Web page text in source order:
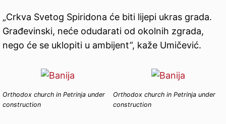
„Crkva Svetog Spiridona će biti lijepi ukras grada.
Građevinski, neće odudarati od okolnih zgrada,
nego će se uklopiti u ambijent”, kaže Umičević.
Orthodox church in Petrinja under
construction
Orthodox church in Petrinja under
construction